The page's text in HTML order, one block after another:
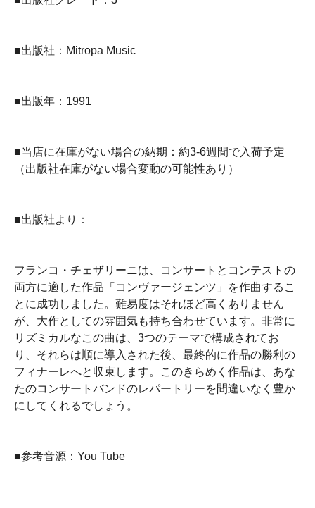
■出版社：Mitropa Music
■出版年：1991
■当店に在庫がない場合の納期：約3-6週間で入荷予定
（出版社在庫がない場合変動の可能性あり）
■出版社より：
フランコ・チェザリーニは、コンサートとコンテストの
両方に適した作品「コンヴァージェンツ」を作曲するこ
とに成功しました。難易度はそれほど高くありません
が、大作としての雰囲気も持ち合わせています。非常に
リズミカルなこの曲は、3つのテーマで構成されてお
り、それらは順に導入された後、最終的に作品の勝利の
フィナーレへと収束します。このきらめく作品は、あな
たのコンサートバンドのレパートリーを間違いなく豊か
にしてくれるでしょう。
■参考音源：You Tube